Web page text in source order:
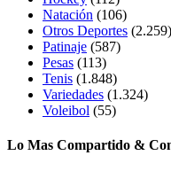
Natación (106)
Otros Deportes (2.259)
Patinaje (587)
Pesas (113)
Tenis (1.848)
Variedades (1.324)
Voleibol (55)
Lo Mas Compartido &